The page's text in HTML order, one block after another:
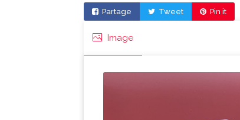
Partage Tweet Pin it
Image